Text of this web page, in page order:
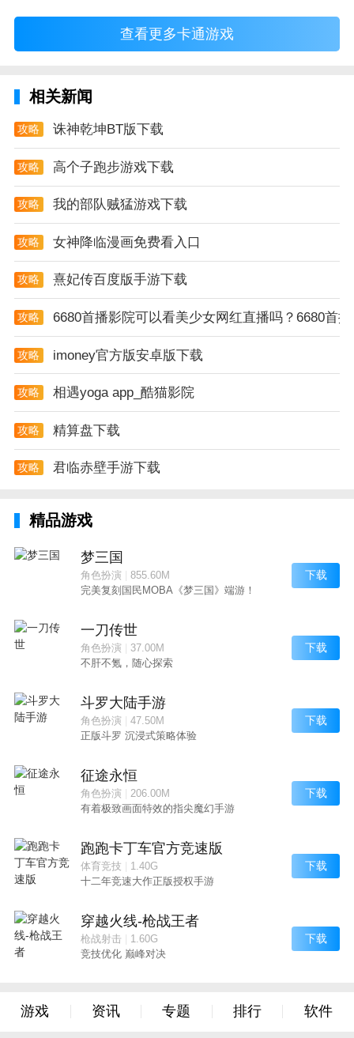
查看更多卡通游戏
相关新闻
攻略 诛神乾坤BT版下载
攻略 高个子跑步游戏下载
攻略 我的部队贼猛游戏下载
攻略 女神降临漫画免费看入口
攻略 熹妃传百度版手游下载
攻略 6680首播影院可以看美少女网红直播吗？6680首
攻略 imoney官方版安卓版下载
攻略 相遇yoga app_酷猫影院
攻略 精算盘下载
攻略 君临赤壁手游下载
精品游戏
梦三国
角色扮演| 855.60M
完美复刻国民MOBA《梦三国》端游！
下载
一刀传世
角色扮演| 37.00M
不肝不氪，随心探索
下载
斗罗大陆手游
角色扮演| 47.50M
正版斗罗 沉浸式策略体验
下载
征途永恒
角色扮演| 206.00M
有着极致画面特效的指尖魔幻手游
下载
跑跑卡丁车官方竞速版
体育竞技
1.40G
十二年竞速大作正版授权手游
下载
穿越火线-枪战王者
枪战射击
1.60G
竞技优化 巅峰对决
下载
游戏 资讯 专题 排行 软件